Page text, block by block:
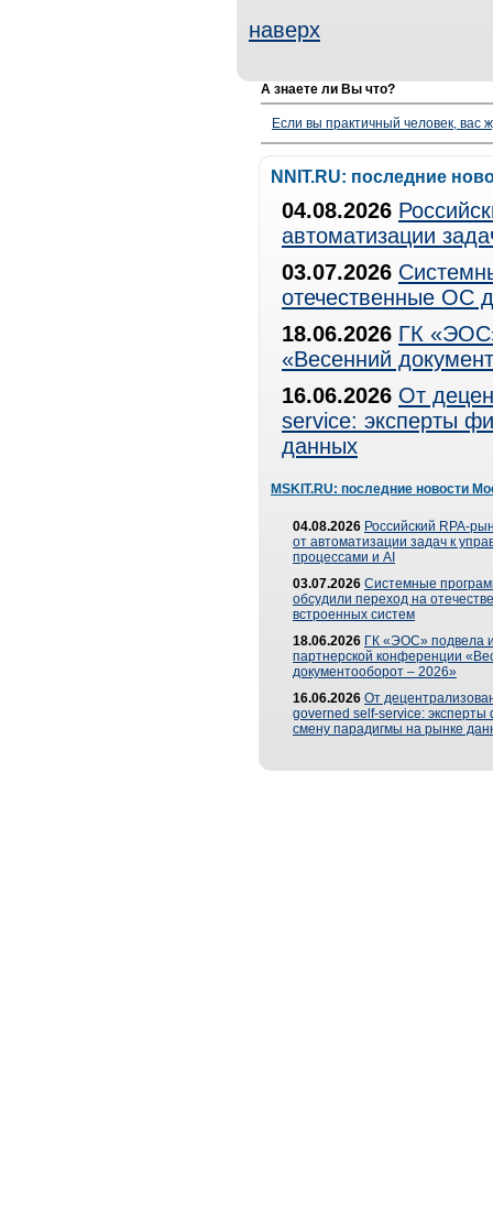
наверх
А знаете ли Вы что?
Если вы практичный человек, вас
NNIT.RU: последние
04.08.2026
автоматизации
03.07.2026
отечественные ОС
18.06.2026 ГК
«Весенний
16.06.2026 От
service: эксперты
данных
MSKIT.RU: последние новости
04.08.2026 Российский RPA-
от автоматизации задач к
процессами и AI
03.07.2026 Системные
обсудили переход на
встроенных систем
18.06.2026 ГК «ЭОС» подвела
партнерской конференции
документооборот – 2026»
16.06.2026 От
governed self-service: эксперты
смену парадигмы на рынке